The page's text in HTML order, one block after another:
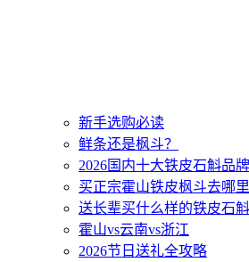
新手选购必读
鲜条还是枫斗？
2026国内十大铁皮石斛品
买正宗霍山铁皮枫斗去哪
送长辈买什么样的铁皮石
霍山vs云南vs浙江
2026节日送礼全攻略